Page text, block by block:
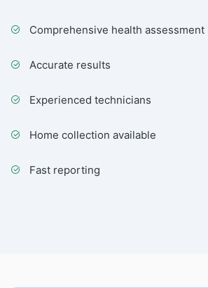
Comprehensive health assessment
Accurate results
Experienced technicians
Home collection available
Fast reporting